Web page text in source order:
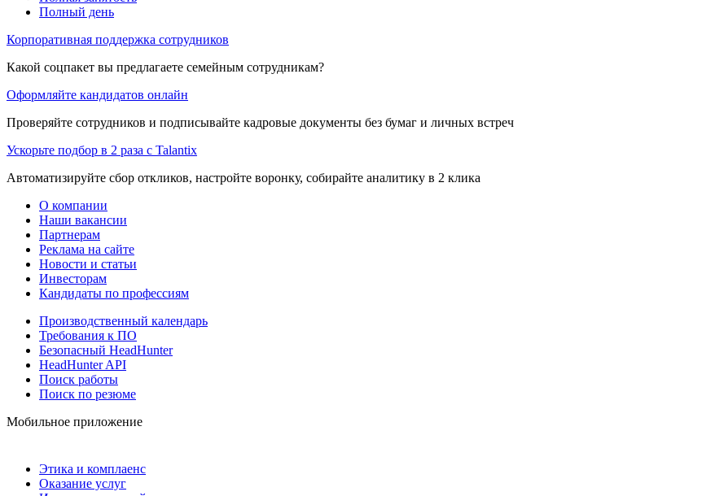
Полный день
Корпоративная поддержка сотрудников
Какой соцпакет вы предлагаете семейным сотрудникам?
Оформляйте кандидатов онлайн
Проверяйте сотрудников и подписывайте кадровые документы без бумаг и личных встреч
Ускорьте подбор в 2 раза с Talantix
Автоматизируйте сбор откликов, настройте воронку, собирайте аналитику в 2 клика
О компании
Наши вакансии
Партнерам
Реклама на сайте
Новости и статьи
Инвесторам
Кандидаты по профессиям
Производственный календарь
Требования к ПО
Безопасный HeadHunter
HeadHunter API
Поиск работы
Поиск по резюме
Мобильное приложение
Этика и комплаенс
Оказание услуг